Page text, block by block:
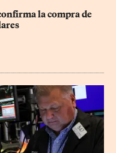
la compra de